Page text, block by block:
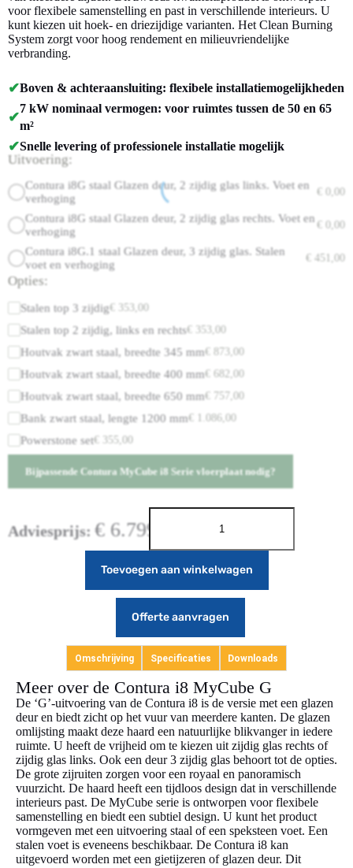
voor flexibele samenstelling en past in verschillende interieurs. U
kunt kiezen uit hoek- en driezijdige varianten. Het Clean Burning
System zorgt voor hoog rendement en milieuvriendelijke
verbranding.
✔Boven & achteraansluiting: flexibele installatiemogelijkheden
✔
7 kW nominaal vermogen: voor ruimtes tussen de 50 en 65
m²
✔Snelle levering of professionele installatie mogelijk
Uitvoering:
Contura i8G staal Glazen deur, 2 zijdig glas links. Voet en
verhoging
€ 0,00
Contura i8G staal Glazen deur, 2 zijdig glas rechts. Voet en
verhoging
€ 0,00
Contura i8G.1 staal Glazen deur, 3 zijdig glas. Stalen
voet en verhoging
€ 451,00
Opties:
Stalen top 3 zijdig€ 353,00
Stalen top 2 zijdig, links en rechts€ 353,00
Houtvak zwart staal, breedte 345 mm€ 873,00
Houtvak zwart staal, breedte 400 mm€ 682,00
Houtvak zwart staal, breedte 650 mm€ 757,00
Bank zwart staal, lengte 1200 mm€ 1.086,00
Powerstone set€ 355,00
Bijpassende Contura MyCube i8 Serie vloerplaat nodig?
Adviesprijs: € 6.799,00
Toevoegen aan winkelwagen
Offerte aanvragen
Omschrijving Specificaties Downloads
Meer over de Contura i8 MyCube G
De ‘G’-uitvoering van de Contura i8 is de versie met een glazen
deur en biedt zicht op het vuur van meerdere kanten. De glazen
omlijsting maakt deze haard een natuurlijke blikvanger in iedere
ruimte. U heeft de vrijheid om te kiezen uit zijdig glas rechts of
zijdig glas links. Ook een deur 3 zijdig glas behoort tot de opties.
De grote zijruiten zorgen voor een royaal en panoramisch
vuurzicht. De haard heeft een tijdloos design dat in verschillende
interieurs past. De MyCube serie is ontworpen voor flexibele
samenstelling en biedt een subtiel design. U kunt het product
vormgeven met een uitvoering staal of een speksteen voet. Een
stalen voet is eveneens beschikbaar. De Contura i8 kan
uitgevoerd worden met een gietijzeren of glazen deur. Dit